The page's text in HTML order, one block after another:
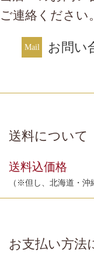
ご連絡ください。
お問い
送料について
送料込価格
（※但し、北海道・沖
お支払い方法